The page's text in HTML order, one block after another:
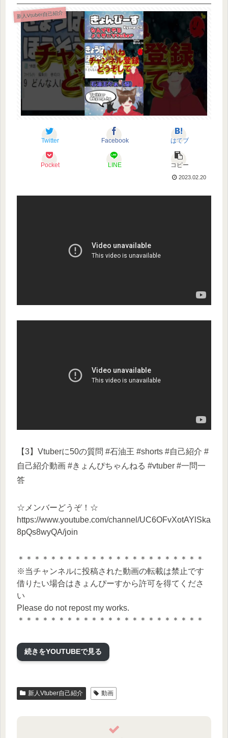
新人Vtuber自己紹介
Twitter Facebook はてブ
Pocket LINE コピー
2023.02.20
【3】Vtuberに50の質問 #石油王 #shorts #自己紹介 #
自己紹介動画 #きょんぴちゃんねる #vtuber #一問一
答
☆メンバーどうぞ！☆
https://www.youtube.com/channel/UC6OFvXotAYlSka
8pQs8wyQA/join
＊＊＊＊＊＊＊＊＊＊＊＊＊＊＊＊＊＊＊＊＊＊＊
※当チャンネルに投稿された動画の転載は禁止です
借りたい場合はきょんぴーすから許可を得てくださ
い
Please do not repost my works.
＊＊＊＊＊＊＊＊＊＊＊＊＊＊＊＊＊＊＊＊＊＊＊
す
続きをYOUTUBEで見る
新人Vtuber自己紹介 動画